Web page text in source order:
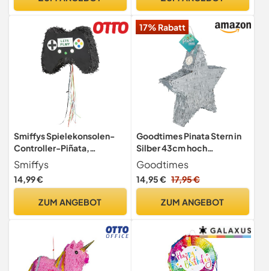
Mottopartys – Partyspiel
Smiffys Spielekonsolen-
Controller-Piñata,
Schwarz, 41x33cm
Smiffys
14,99 €
ZUM ANGEBOT
17% Rabatt
Goodtimes Pinata Stern in
Silber 43cm hoch
Partyspiel Zum Befüllen mit
Süßigkeiten und
zerschlagen Als
Geburtstag Hochzeit JGA
Goodtimes
14,95 € 17,95 €
ZUM ANGEBOT